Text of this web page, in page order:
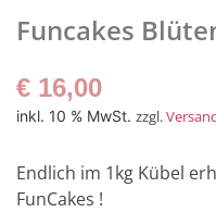
Funcakes
€ 16,00
inkl. 10 % MwSt. zzgl.
Endlich im 1kg Kübel
FunCakes !